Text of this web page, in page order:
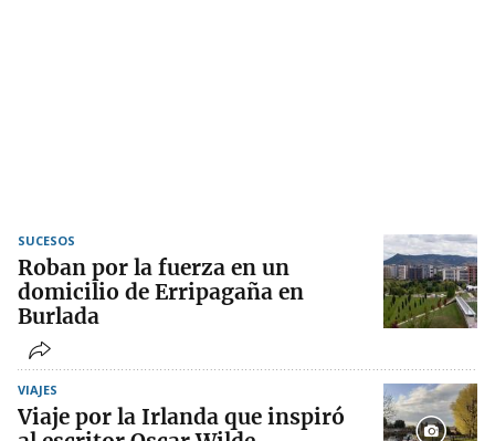
SUCESOS
Roban por la fuerza en un
domicilio de Erripagaña en
Burlada
VIAJES
Viaje por la Irlanda que inspiró